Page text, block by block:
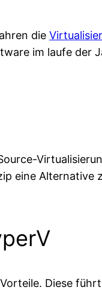
die
im laufe der
eine Alternative
Diese